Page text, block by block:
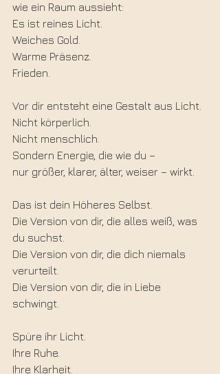
wie ein Raum aussieht:
Es ist reines Licht.
Weiches Gold.
Warme Präsenz.
Frieden.
Vor dir entsteht eine Gestalt aus Licht.
Nicht körperlich.
Nicht menschlich.
Sondern Energie, die wie du –
nur größer, klarer, älter, weiser – wirkt.
Das ist dein Höheres Selbst.
Die Version von dir, die alles weiß, was
du suchst.
Die Version von dir, die dich niemals
verurteilt.
Die Version von dir, die in Liebe
schwingt.
Spüre ihr Licht.
Ihre Ruhe.
Ihre Klarheit.